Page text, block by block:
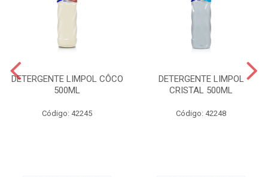
DETERGENTE LIMPOL CÔCO
500ML
Código: 42245
DETERGENTE LIMPOL
CRISTAL 500ML
Código: 42248